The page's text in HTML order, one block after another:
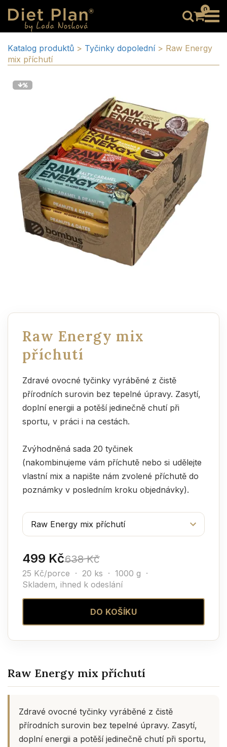
0
Katalog produktů > Tyčinky dopolední > Raw Energy
mix příchutí
Raw Energy mix
příchutí
Zdravé ovocné tyčinky vyráběné z čistě
přírodních surovin bez tepelné úpravy. Zasytí,
doplní energii a potěší jedinečně chutí při
sportu, v práci i na cestách.
Zvýhodněná sada 20 tyčinek
(nakombinujeme vám příchutě nebo si udělejte
vlastní mix a napište nám zvolené příchutě do
poznámky v posledním kroku objednávky).
499 Kč638 Kč
25 Kč/porce · 20 ks · 1000 g ·
Skladem, ihned k odeslání
DO KOŠÍKU
Raw Energy mix příchutí
Zdravé ovocné tyčinky vyráběné z čistě
přírodních surovin bez tepelné úpravy. Zasytí,
doplní energii a potěší jedinečně chutí při sportu,